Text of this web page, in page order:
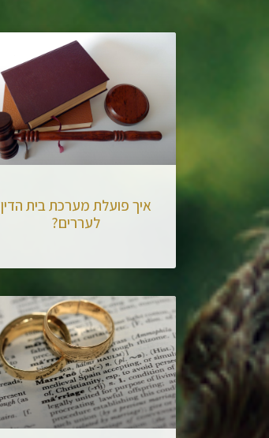
איך פועלת מערכת בית הדין
לעררים?